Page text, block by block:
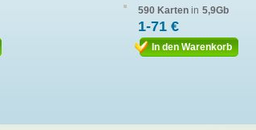
590 Karten in 5,9Gb
1-71 €
In den Warenkorb